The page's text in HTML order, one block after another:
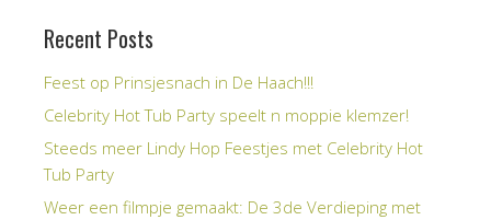
Recent Posts
Feest op Prinsjesnach in De Haach!!!
Celebrity Hot Tub Party speelt n moppie klemzer!
Steeds meer Lindy Hop Feestjes met Celebrity Hot
Tub Party
Weer een filmpje gemaakt: De 3de Verdieping met